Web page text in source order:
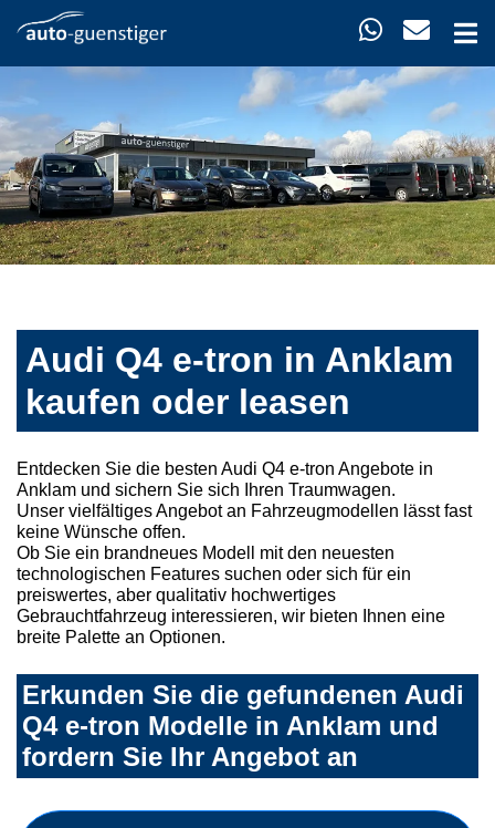
Audi Q4 e-tron in Anklam
kaufen oder leasen
Entdecken Sie die besten Audi Q4 e-tron Angebote in
Anklam und sichern Sie sich Ihren Traumwagen.
Unser vielfältiges Angebot an Fahrzeugmodellen lässt fast
keine Wünsche offen.
Ob Sie ein brandneues Modell mit den neuesten
technologischen Features suchen oder sich für ein
preiswertes, aber qualitativ hochwertiges
Gebrauchtfahrzeug interessieren, wir bieten Ihnen eine
breite Palette an Optionen.
Erkunden Sie die gefundenen Audi
Q4 e-tron Modelle in Anklam und
fordern Sie Ihr Angebot an